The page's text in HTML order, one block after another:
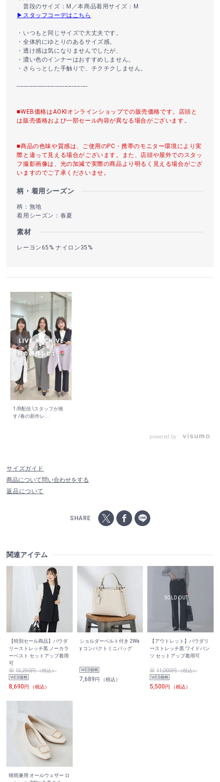
普段のサイズ：M／本商品着用サイズ：M
▶スタッフコーデはこちら
・いつもと同じサイズで大丈夫です。
・全体的にゆとりのあるサイズ感。
・透け感は気になりませんでしたが、
・濃い色のインナーはおすすめしません。
・さらっとした手触りで、チクチクしません。
----------------------------------------
■WEB価格はAOKIオンラインショップでの販売価格です。店頭と
は販売価格および一部セール内容が異なる場合がございます。
■商品の色味や質感は、ご使用のPC・携帯のモニター環境により実
際と違って見える場合がございます。また、店頭や屋外でのスタッ
フ撮影画像は、光の加減で実際の商品より明るく見える場合がござ
いますのでご了承くださいませ。
柄・着用シーズン
柄：無地
着用シーズン：春夏
素材
レーヨン65% ナイロン35%
1/8配信 \スタッフが推
す/春の新作レ...
powered by
サイズガイド
商品について問い合わせをする
返品について
SHARE
関連アイテム
【特別セール商品】パウダ
リーストレッチ黒 ノーカラ
ーベスト セットアップ着用
可
15,290円 （税込）
8,690円 （税込）
ショルダーベルト付き 2Wa
y コンパクトミニバッグ
7,689円 （税込）
【アウトレット】パウダリ
ーストレッチ黒 ワイドパン
ツ セットアップ着用可
11,000円 （税込）
5,500円 （税込）
晴雨兼用 オールウェザー ロ